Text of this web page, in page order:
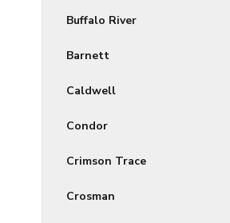
Buffalo River
Barnett
Caldwell
Condor
Crimson Trace
Crosman